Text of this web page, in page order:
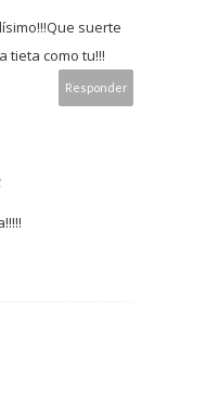
suerte
tieta como tu!!!
Responder